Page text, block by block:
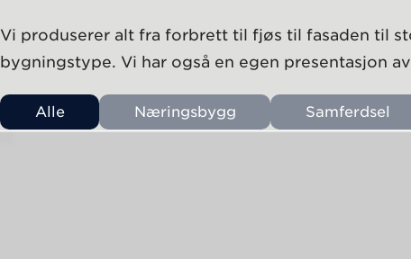
Vi produserer alt fra forbrett til fjøs til fasaden til
bygningstype. Vi har også en egen presentasjon
Alle Næringsbygg Samferdsel